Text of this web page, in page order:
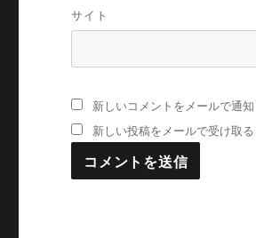
サイト
新しいコメントをメールで通知
新しい投稿をメールで受け取る